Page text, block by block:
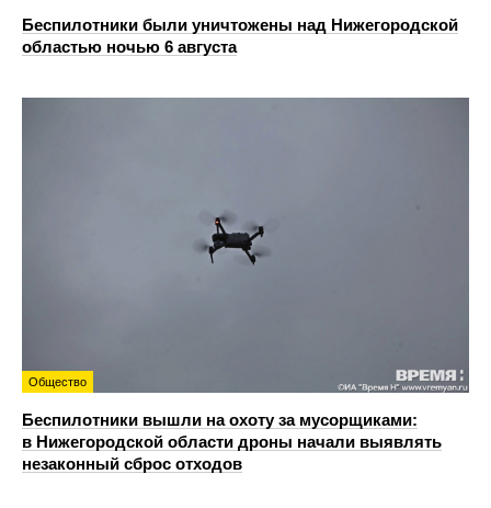
Беспилотники были уничтожены над Нижегородской
областью ночью 6 августа
Общество
Беспилотники вышли на охоту за мусорщиками:
в Нижегородской области дроны начали выявлять
незаконный сброс отходов